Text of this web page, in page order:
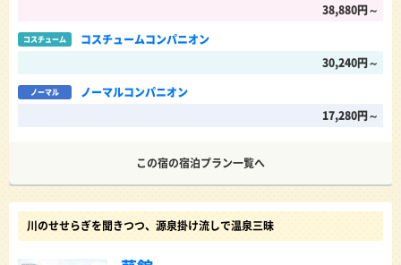
38,880円～
コスチューム
コスチュームコンパニオン
30,240円～
ノーマル
ノーマルコンパニオン
17,280円～
この宿の宿泊プラン一覧へ
川のせせらぎを聞きつつ、源泉掛け流しで温泉三昧